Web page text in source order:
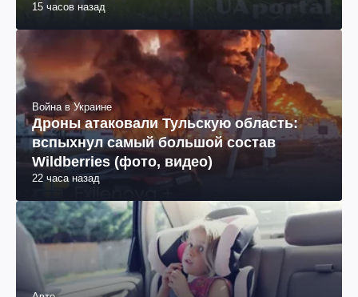
15 часов назад
Война в Украине
Дроны атаковали Тульскую область:
вспыхнул самый большой состав
Wildberries (фото, видео)
22 часа назад